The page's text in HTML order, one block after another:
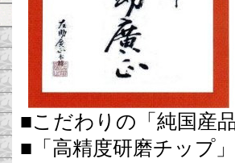
■こだわりの「純国産
■「高精度研磨チップ